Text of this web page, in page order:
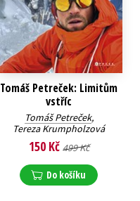
Tomáš Petreček: Limitům
vstříc
Tomáš Petreček,
Tereza Krumpholzová
150 Kč 499 Kč
Do košíku